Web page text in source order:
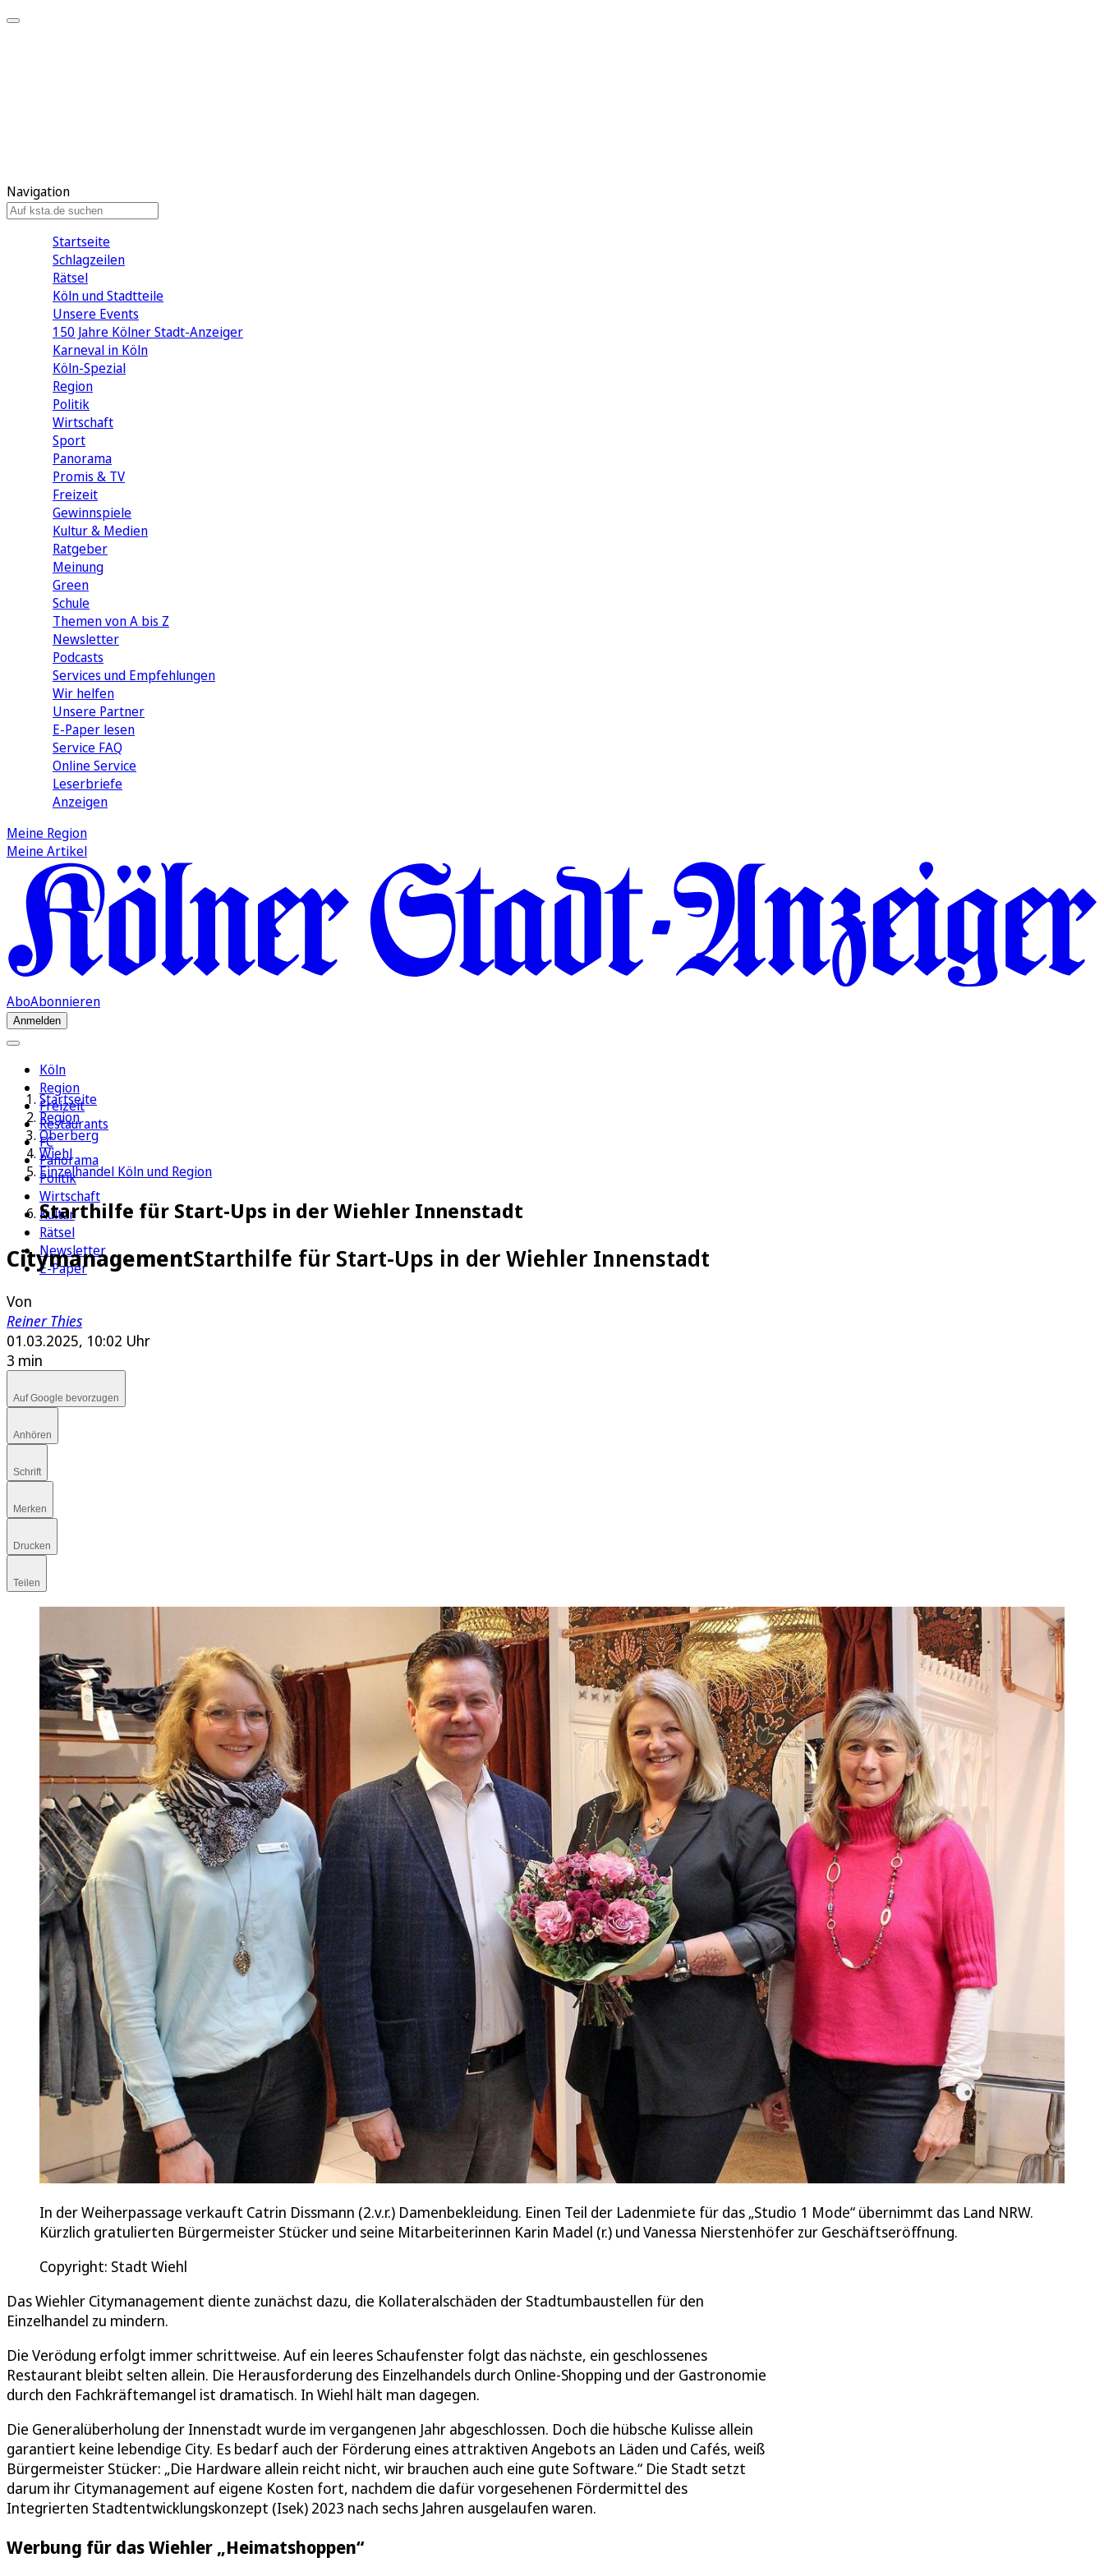
Navigation
Startseite
Schlagzeilen
Rätsel
Köln und Stadtteile
Unsere Events
150 Jahre Kölner Stadt-Anzeiger
Karneval in Köln
Köln-Spezial
Region
Politik
Wirtschaft
Sport
Panorama
Promis & TV
Freizeit
Gewinnspiele
Kultur & Medien
Ratgeber
Meinung
Green
Schule
Themen von A bis Z
Newsletter
Podcasts
Services und Empfehlungen
Wir helfen
Unsere Partner
E-Paper lesen
Service FAQ
Online Service
Leserbriefe
Anzeigen
Meine Region
Meine Artikel
AboAbonnieren
Anmelden
Köln
Region
Freizeit
Restaurants
FC
Panorama
Politik
Wirtschaft
Kultur
Rätsel
Newsletter
E-Paper
Startseite
Region
Oberberg
Wiehl
Einzelhandel Köln und Region
Starthilfe für Start-Ups in der Wiehler Innenstadt
CitymanagementStarthilfe für Start-Ups in der Wiehler Innenstadt
Von
Reiner Thies
01.03.2025, 10:02 Uhr
3 min
Auf Google bevorzugen
Anhören
Schrift
Merken
Drucken
Teilen
In der Weiherpassage verkauft Catrin Dissmann (2.v.r.) Damenbekleidung. Einen Teil der Ladenmiete für das „Studio 1 Mode“ übernimmt das Land NRW.
Kürzlich gratulierten Bürgermeister Stücker und seine Mitarbeiterinnen Karin Madel (r.) und Vanessa Nierstenhöfer zur Geschäftseröffnung.
Copyright: Stadt Wiehl
Das Wiehler Citymanagement diente zunächst dazu, die Kollateralschäden der Stadtumbaustellen für den
Einzelhandel zu mindern.
Die Verödung erfolgt immer schrittweise. Auf ein leeres Schaufenster folgt das nächste, ein geschlossenes
Restaurant bleibt selten allein. Die Herausforderung des Einzelhandels durch Online-Shopping und der Gastronomie
durch den Fachkräftemangel ist dramatisch. In Wiehl hält man dagegen.
Die Generalüberholung der Innenstadt wurde im vergangenen Jahr abgeschlossen. Doch die hübsche Kulisse allein
garantiert keine lebendige City. Es bedarf auch der Förderung eines attraktiven Angebots an Läden und Cafés, weiß
Bürgermeister Stücker: „Die Hardware allein reicht nicht, wir brauchen auch eine gute Software.“ Die Stadt setzt
darum ihr Citymanagement auf eigene Kosten fort, nachdem die dafür vorgesehenen Fördermittel des
Integrierten Stadtentwicklungskonzept (Isek) 2023 nach sechs Jahren ausgelaufen waren.
Werbung für das Wiehler „Heimatshoppen“